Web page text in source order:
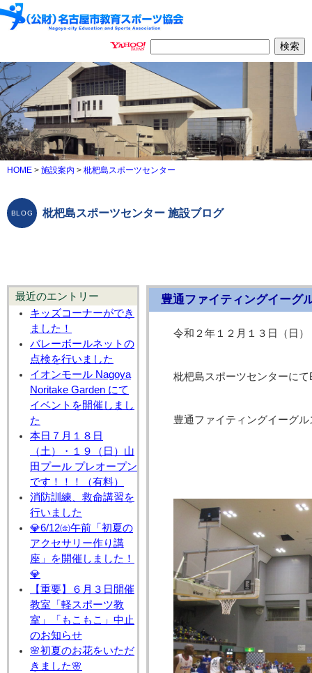
HOME > 施設案内 > 枇杷島スポーツセンター
枇杷島スポーツセンター 施設ブログ
最近のエントリー
キッズコーナーができ
ました！
バレーボールネットの
点検を行いました
イオンモール Nagoya
Noritake Garden にて
イベントを開催しまし
た
本日７月１８日
（土）・１９（日）山
田プール プレオープン
です！！！（有料）
消防訓練、救命講習を
行いました
💎6/12㈮午前「初夏の
アクセサリー作り講
座」を開催しました！
💎
【重要】６月３日開催
教室「軽スポーツ教
室」「もこもこ」中止
のお知らせ
🌸初夏のお花をいただ
きました🌸
豊通ファイティングイー
令和２年１２月１３日（日）
枇杷島スポーツセンターに
豊通ファイティングイーグ